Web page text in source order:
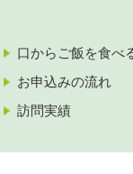
口からご飯を食べ
お申込みの流れ
訪問実績